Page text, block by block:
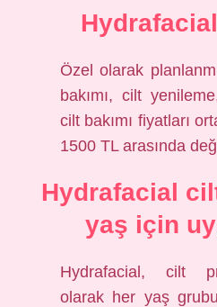
Özel olarak
bakımı, cilt
cilt bakımı fiyatları
1500 TL arasında
Hydrafacial
yaş için
Hydrafacial, cilt
olarak her yaş